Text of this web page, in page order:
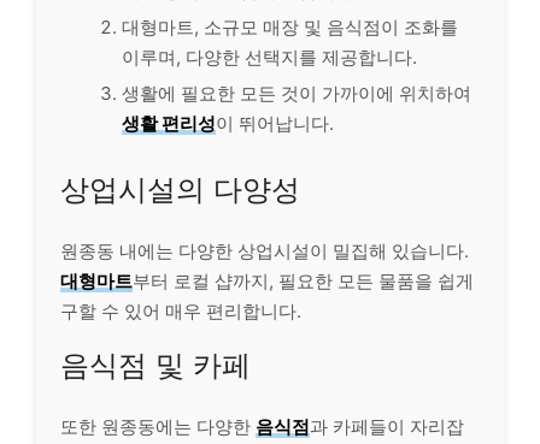
대형마트, 소규모 매장 및 음식점이 조화를
이루며, 다양한 선택지를 제공합니다.
생활에 필요한 모든 것이 가까이에 위치하여
생활 편리성이 뛰어납니다.
상업시설의 다양성
원종동 내에는 다양한 상업시설이 밀집해 있습니다.
대형마트부터 로컬 샵까지, 필요한 모든 물품을 쉽게
구할 수 있어 매우 편리합니다.
음식점 및 카페
또한 원종동에는 다양한 음식점과 카페들이 자리잡